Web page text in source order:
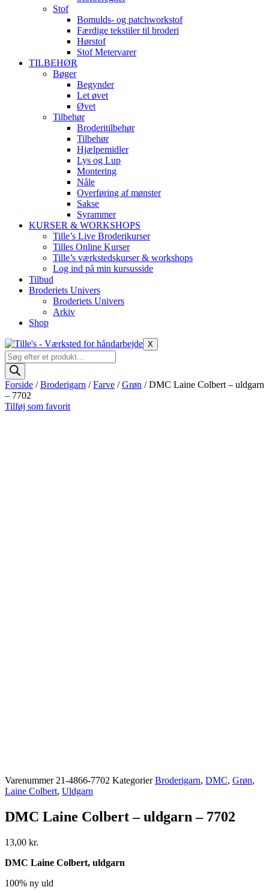
Stof
Bomulds- og patchworkstof
Færdige tekstiler til broderi
Hørstof
Stof Metervarer
TILBEHØR
Bøger
Begynder
Let øvet
Øvet
Tilbehør
Broderitilbehør
Tilbehør
Hjælpemidler
Lys og Lup
Montering
Nåle
Overføring af mønster
Sakse
Syrammer
KURSER & WORKSHOPS
Tille’s Live Broderikurser
Tilles Online Kurser
Tille’s værkstedskurser & workshops
Log ind på min kursusside
Tilbud
Broderiets Univers
Broderiets Univers
Arkiv
Shop
X
Products
search
Forside /Broderigarn /Farve /Grøn / DMC Laine Colbert – uldgarn
– 7702
Tilføj som favorit
Varenummer 21-4866-7702 Kategorier Broderigarn, DMC, Grøn,
Laine Colbert, Uldgarn
DMC Laine Colbert – uldgarn – 7702
13,00 kr.
DMC Laine Colbert, uldgarn
100% ny uld